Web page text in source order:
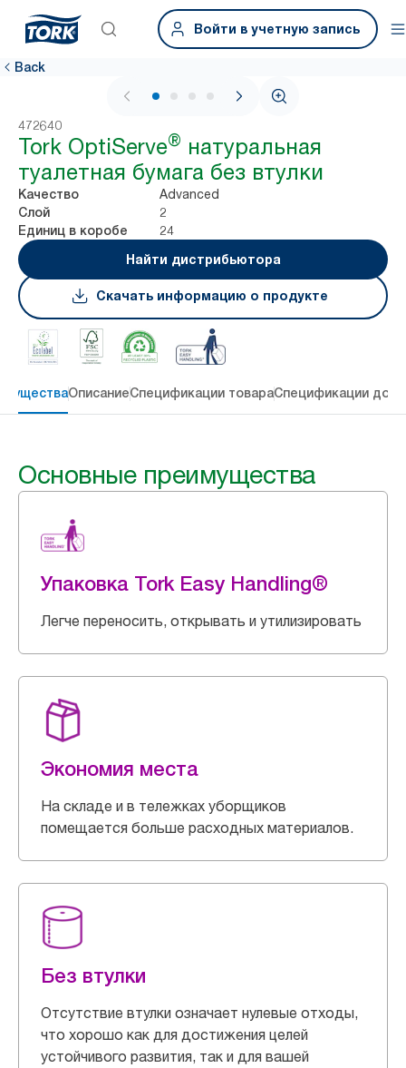
Войти в учетную запись
Back
1 / 4
472640
Tork OptiServe® натуральная
туалетная бумага без втулки
Качество Advanced
Слой 2
Единиц в коробе
24
Найти дистрибьютора
Скачать информацию о продукте
ОписаниеСпецификации товараСпецификации
Основные преимущества
Упаковка Tork Easy Handling®
Легче переносить, открывать и утилизировать
Экономия места
На складе и в тележках уборщиков
помещается больше расходных материалов.
Без втулки
Отсутствие втулки означает нулевые отходы,
что хорошо как для достижения целей
устойчивого развития, так и для вашей